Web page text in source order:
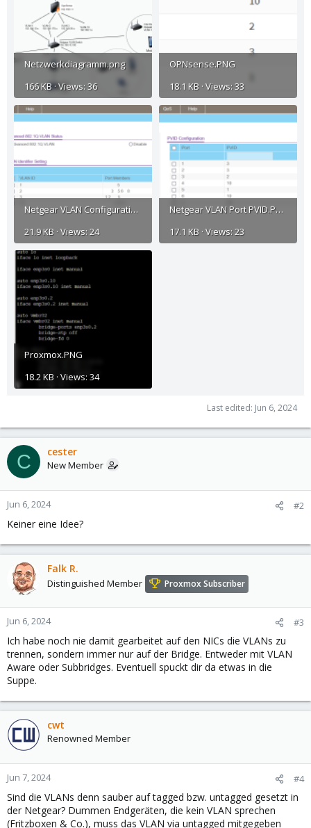
Netzwerkdiagramm.png
166 KB · Views: 36
OPNsense.PNG
18.1 KB · Views: 33
Netgear VLAN Configuration.PNG
21.9 KB · Views: 24
Netgear VLAN Port PVID.PNG
17.1 KB · Views: 23
Proxmox.PNG
18.2 KB · Views: 34
Last edited: Jun 6, 2024
C cester
New Member
Jun 6, 2024 #2
Keiner eine Idee?
Falk R.
Distinguished Member Proxmox Subscriber
Jun 6, 2024 #3
Ich habe noch nie damit gearbeitet auf den NICs die VLANs zu
trennen, sondern immer nur auf der Bridge. Entweder mit VLAN
Aware oder Subbridges. Eventuell spuckt dir da etwas in die
Suppe.
cwt
Renowned Member
Jun 7, 2024 #4
Sind die VLANs denn sauber auf tagged bzw. untagged gesetzt in
der Netgear? Dummen Endgeräten, die kein VLAN sprechen
(Fritzboxen & Co.), muss das VLAN via untagged mitgegeben